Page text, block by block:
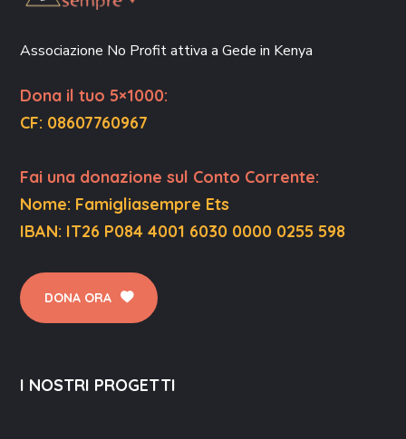
Associazione No Profit attiva a Gede in Kenya
Dona il tuo 5×1000:
CF: 08607760967
Fai una donazione sul Conto Corrente:
Nome: Famigliasempre Ets
IBAN: IT26 P084 4001 6030 0000 0255 598
DONA ORA
I NOSTRI PROGETTI